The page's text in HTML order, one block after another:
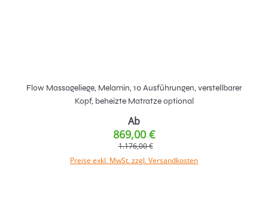
Flow Massageliege, Melamin, 10 Ausführungen, verstellbarer
Kopf, beheizte Matratze optional
Ab
869,00 €
1.176,00 €
Preise exkl. MwSt. zzgl. Versandkosten